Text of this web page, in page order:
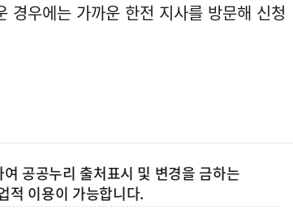
경우에는 가까운 한전 지사를 방문해 신청
공공누리 출처표시 및 변경을 금하는
적 이용이 가능합니다.